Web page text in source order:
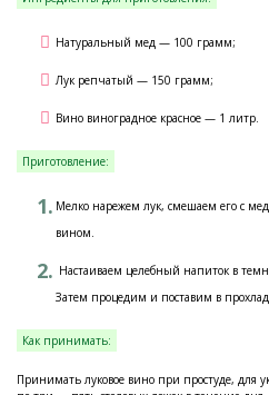
Натуральный мед — 100 грамм;
Лук репчатый — 150 грамм;
Вино виноградное красное — 1 литр.
Приготовление:
Мелко нарежем лук, смешаем его с
вином.
Настаиваем целебный напиток в
Затем процедим и поставим в
Как принимать:
Принимать луковое вино при простуде, для